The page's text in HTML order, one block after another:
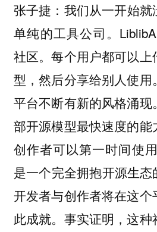
张子捷 ：我们从一开始
单纯的工具公司。
社区。每个用户都可以
型，然后分享给别人使
平台不断有新的风格涌
部开源模型最快速度的
创作者可以第一时间使
是一个完全拥抱开源生态
开发者与创作者将在这
此成就。事实证明，这